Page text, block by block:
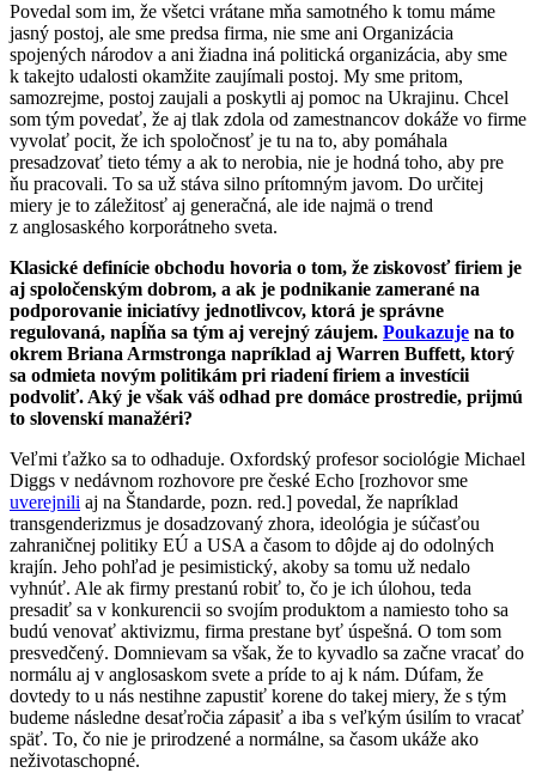
Povedal som im, že všetci vrátane mňa samotného k tomu máme
jasný postoj, ale sme predsa firma, nie sme ani Organizácia
spojených národov a ani žiadna iná politická organizácia, aby sme
k takejto udalosti okamžite zaujímali postoj. My sme pritom,
samozrejme, postoj zaujali a poskytli aj pomoc na Ukrajinu. Chcel
som tým povedať, že aj tlak zdola od zamestnancov dokáže vo firme
vyvolať pocit, že ich spoločnosť je tu na to, aby pomáhala
presadzovať tieto témy a ak to nerobia, nie je hodná toho, aby pre
ňu pracovali. To sa už stáva silno prítomným javom. Do určitej
miery je to záležitosť aj generačná, ale ide najmä o trend
z anglosaského korporátneho sveta.
Klasické definície obchodu hovoria o tom, že ziskovosť firiem je
aj spoločenským dobrom, a ak je podnikanie zamerané na
podporovanie iniciatívy jednotlivcov, ktorá je správne
regulovaná, napĺňa sa tým aj verejný záujem. Poukazuje na to
okrem Briana Armstronga napríklad aj Warren Buffett, ktorý
sa odmieta novým politikám pri riadení firiem a investícii
podvoliť. Aký je však váš odhad pre domáce prostredie, prijmú
to slovenskí manažéri?
Veľmi ťažko sa to odhaduje. Oxfordský profesor sociológie Michael
Diggs v nedávnom rozhovore pre české Echo [rozhovor sme
uverejnili aj na Štandarde, pozn. red.] povedal, že napríklad
transgenderizmus je dosadzovaný zhora, ideológia je súčasťou
zahraničnej politiky EÚ a USA a časom to dôjde aj do odolných
krajín. Jeho pohľad je pesimistický, akoby sa tomu už nedalo
vyhnúť. Ale ak firmy prestanú robiť to, čo je ich úlohou, teda
presadiť sa v konkurencii so svojím produktom a namiesto toho sa
budú venovať aktivizmu, firma prestane byť úspešná. O tom som
presvedčený. Domnievam sa však, že to kyvadlo sa začne vracať do
normálu aj v anglosaskom svete a príde to aj k nám. Dúfam, že
dovtedy to u nás nestihne zapustiť korene do takej miery, že s tým
budeme následne desaťročia zápasiť a iba s veľkým úsilím to vracať
späť. To, čo nie je prirodzené a normálne, sa časom ukáže ako
neživotaschopné.